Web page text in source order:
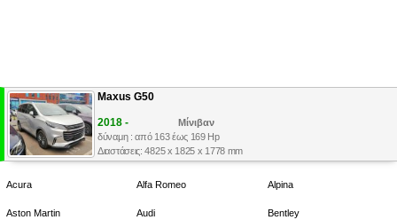
Maxus G50
2018 -
Μίνιβαν
δύναμη : από 163 έως 169 Hp
Διαστάσεις: 4825 x 1825 x 1778 mm
Acura Alfa Romeo Alpina
Aston Martin Audi Bentley